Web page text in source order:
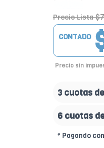
Precio Lista
CONTADO
Precio sin
3 cuotas de
6 cuotas
* Pagando con